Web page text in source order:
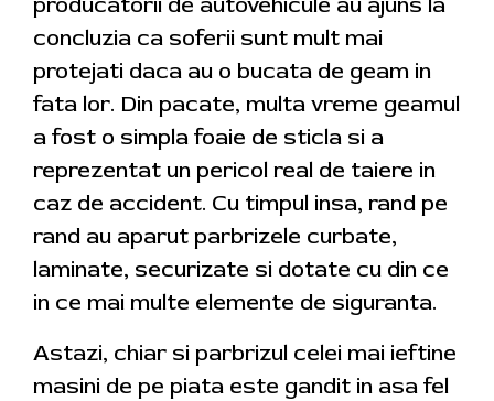
concluzia ca soferii sunt mult mai
protejati daca au o bucata de geam in
fata lor. Din pacate, multa vreme geamul
a fost o simpla foaie de sticla si a
reprezentat un pericol real de taiere in
caz de accident. Cu timpul insa, rand pe
rand au aparut parbrizele curbate,
laminate, securizate si dotate cu din ce
in ce mai multe elemente de siguranta.
Astazi, chiar si parbrizul celei mai ieftine
masini de pe piata este gandit in asa fel